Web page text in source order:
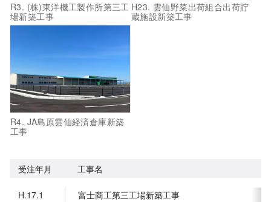
R3. (株)東洋機工製作所第三工
場新築工事
H23. 雲仙野菜出荷組合出荷貯
蔵施設新築工事
R4. JA島原雲仙経済倉庫新築
工事
受注年月 工事名
H.17.1
富士商工第三工場新築工事